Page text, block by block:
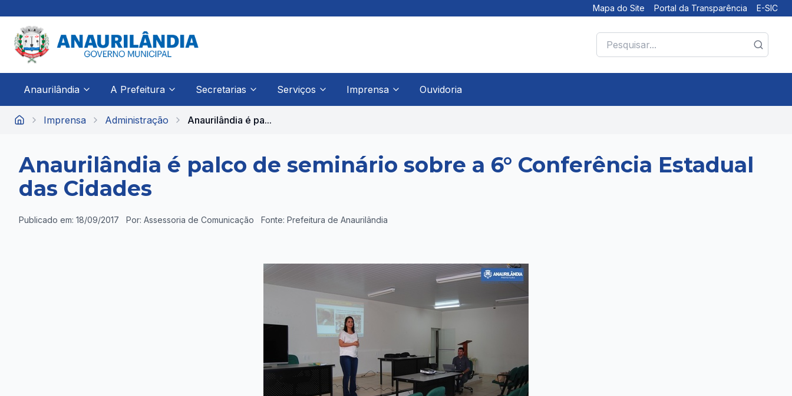
Mapa do Site Portal da Transparência E-SIC
Anaurilândia A Prefeitura Secretarias Serviços Imprensa Ouvidoria
Início
Imprensa Administração Anaurilândia é pa...
Anaurilândia é palco de seminário sobre a 6° Conferência Estadual
das Cidades
Publicado em: 18/09/2017 Por: Assessoria de Comunicação Fonte: Prefeitura de Anaurilândia